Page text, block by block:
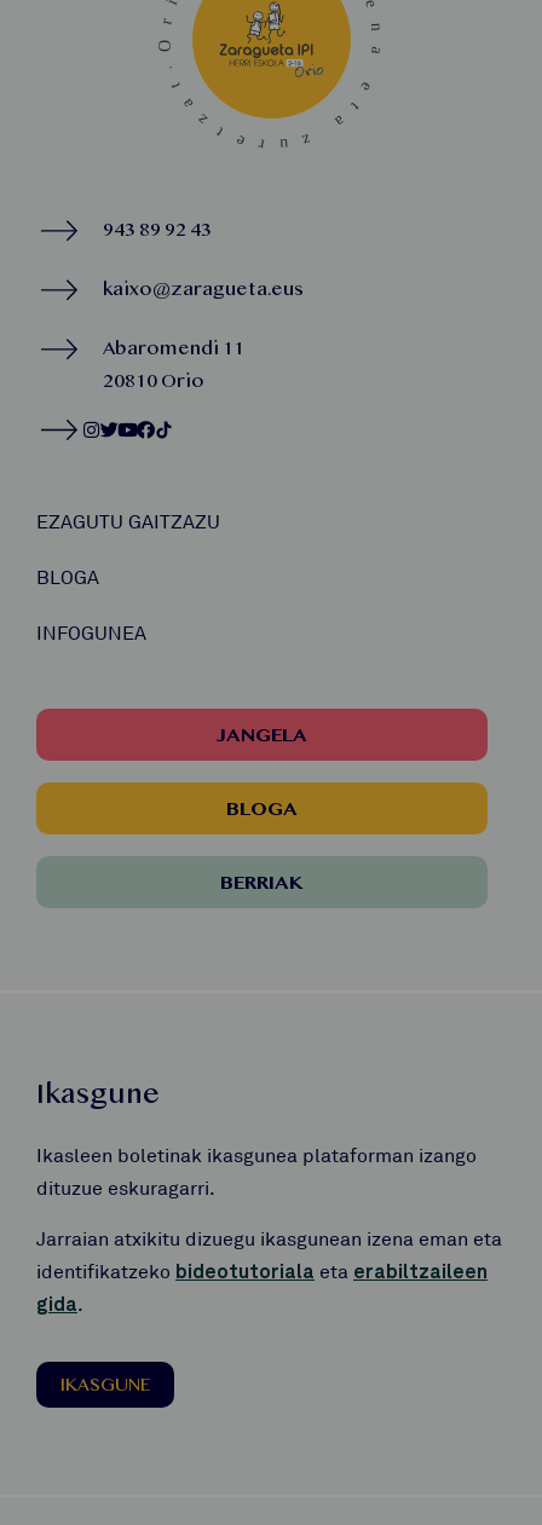
943 89 92 43
kaixo@zaragueta.eus
Abaromendi 11
20810 Orio
EZAGUTU GAITZAZU
BLOGA
INFOGUNEA
JANGELA
BLOGA
BERRIAK
Ikasgune
Ikasleen boletinak ikasgunea plataforman izango
dituzue eskuragarri.
Jarraian atxikitu dizuegu ikasgunean izena eman eta
identifikatzeko bideotutoriala eta erabiltzaileen
gida.
IKASGUNE